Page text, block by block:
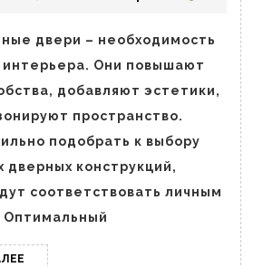
купить
двери
от
«Папа
Карло»?
двери – необходимость
интерьера. Они повышают
добавляют эстетики,
пространство.
подобрать к выбору
дверных конструкций,
соответствовать личным
Оптимальный
ЧИТАТЬ